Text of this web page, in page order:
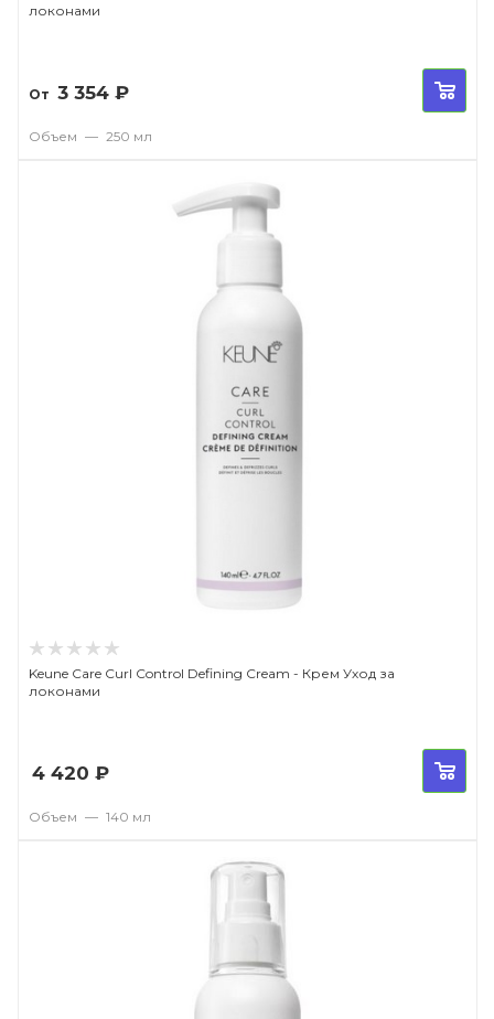
локонами
От 3 354 ₽
Объем — 250 мл
Keune Care Curl Control Defining Cream - Крем Уход за
локонами
4 420 ₽
Объем — 140 мл